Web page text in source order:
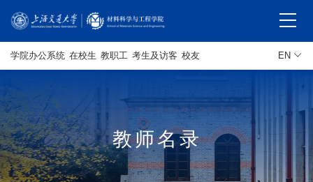
学院办公系统 在校生 教职工 考生及访客 校友 EN
教师名录